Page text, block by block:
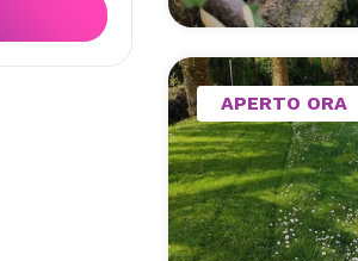
APERTO ORA